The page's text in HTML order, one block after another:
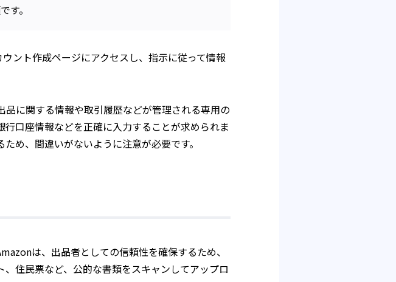
す。
ント作成ページにアクセスし、指示に従って情報
に関する情報や取引履歴などが管理される専用の
口座情報などを正確に入力することが求められま
め、間違いがないように注意が必要です。
は、出品者としての信頼性を確保するため、
住民票など、公的な書類をスキャンしてアップロ